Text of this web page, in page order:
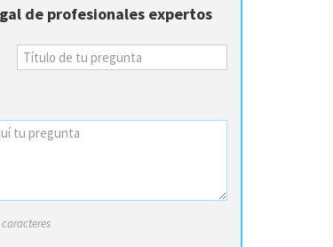
de profesionales expertos